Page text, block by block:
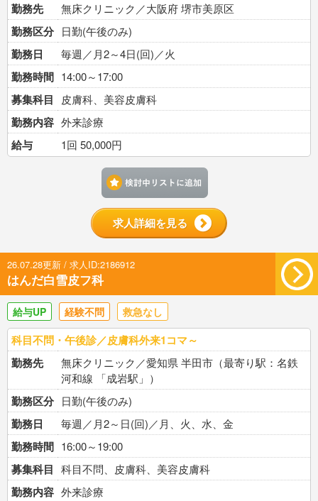
勤務先
無床クリニック／大阪府 堺市美原区
勤務区分 日勤(午後のみ)
勤務日 毎週／月2～4日(回)／火
勤務時間 14:00～17:00
募集科目 皮膚科、美容皮膚科
勤務内容 外来診療
給与 1回 50,000円
求人詳細を見る
26.07.28更新 / 求人ID:2186912
はんだ白雪皮フ科
給与UP 経験不問 救急なし
科目不問・午後診／皮膚科外来1コマ～
勤務先
無床クリニック／愛知県 半田市（最寄り駅：名鉄
河和線 「成岩駅」）
勤務区分 日勤(午後のみ)
勤務日 毎週／月2～日(回)／月、火、水、金
勤務時間 16:00～19:00
募集科目 科目不問、皮膚科、美容皮膚科
勤務内容 外来診療